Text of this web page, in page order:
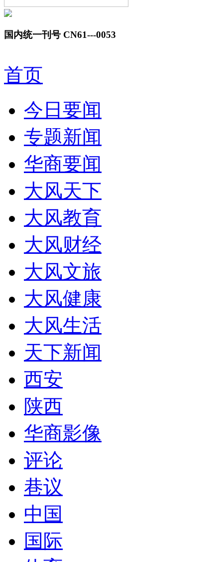
国内统一刊号 CN61---0053
首页
今日要闻
专题新闻
华商要闻
大风天下
大风教育
大风财经
大风文旅
大风健康
大风生活
天下新闻
西安
陕西
华商影像
评论
巷议
中国
国际